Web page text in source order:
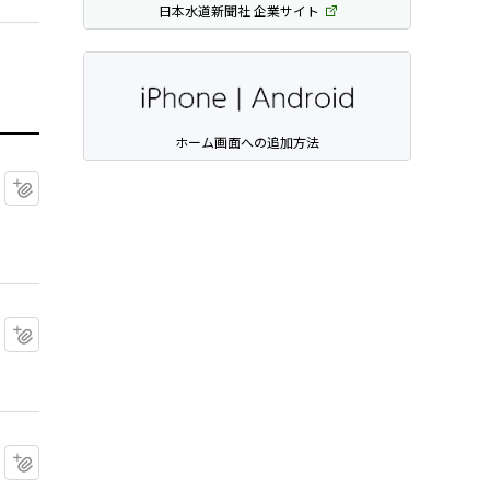
日本水道新聞社 企業サイト
ホーム画面への追加方法